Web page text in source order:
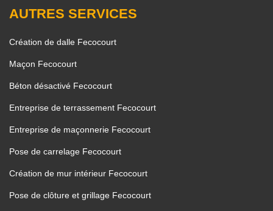
AUTRES SERVICES
Création de dalle Fecocourt
Maçon Fecocourt
Béton désactivé Fecocourt
Entreprise de terrassement Fecocourt
Entreprise de maçonnerie Fecocourt
Pose de carrelage Fecocourt
Création de mur intérieur Fecocourt
Pose de clôture et grillage Fecocourt